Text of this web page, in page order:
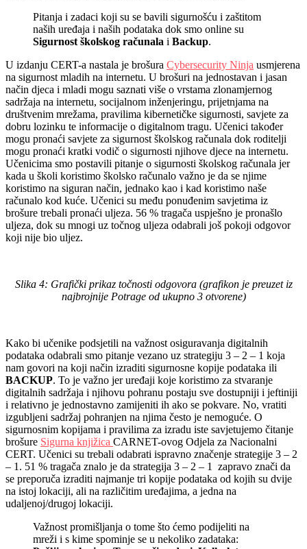
Pitanja i zadaci koji su se bavili sigurnošću i zaštitom
naših uređaja i naših podataka dok smo online su
Sigurnost školskog računala i Backup.
U izdanju CERT-a nastala je brošura Cybersecurity Ninja usmjerena
na sigurnost mladih na internetu. U brošuri na jednostavan i jasan
način djeca i mladi mogu saznati više o vrstama zlonamjernog
sadržaja na internetu, socijalnom inženjeringu, prijetnjama na
društvenim mrežama, pravilima kibernetičke sigurnosti, savjete za
dobru lozinku te informacije o digitalnom tragu. Učenici također
mogu pronaći savjete za sigurnost školskog računala dok roditelji
mogu pronaći kratki vodič o sigurnosti njihove djece na internetu.
Učenicima smo postavili pitanje o sigurnosti školskog računala jer
kada u školi koristimo školsko računalo važno je da se njime
koristimo na siguran način, jednako kao i kad koristimo naše
računalo kod kuće. Učenici su među ponuđenim savjetima iz
brošure trebali pronaći uljeza. 56 % tragača uspješno je pronašlo
uljeza, dok su mnogi uz točnog uljeza odabrali još pokoji odgovor
koji nije bio uljez.
Slika 4: Grafički prikaz točnosti odgovora (grafikon je preuzet iz
najbrojnije Potrage od ukupno 3 otvorene)
Kako bi učenike podsjetili na važnost osiguravanja digitalnih
podataka odabrali smo pitanje vezano uz strategiju 3 – 2 – 1 koja
nam govori na koji način izraditi sigurnosne kopije podataka ili
BACKUP. To je važno jer uređaji koje koristimo za stvaranje
digitalnih sadržaja i njihovu pohranu postaju sve dostupniji i jeftiniji
i relativno je jednostavno zamijeniti ih ako se pokvare. No, vratiti
izgubljeni sadržaj pohranjen na njima često je nemoguće. O
sigurnosnim kopijama i pravilima za izradu iste savjetujemo čitanje
brošure Sigurna knjižica CARNET-ovog Odjela za Nacionalni
CERT. Učenici su trebali odabrati ispravno značenje strategije 3 – 2
– 1. 51 % tragača znalo je da strategija 3 – 2 – 1 zapravo znači da
se preporuča izraditi najmanje tri kopije podataka od kojih su dvije
na istoj lokaciji, ali na različitim uređajima, a jedna na
udaljenoj/drugoj lokaciji.
Važnost promišljanja o tome što ćemo podijeliti na
mreži i s kime spominje se u nekoliko zadataka: